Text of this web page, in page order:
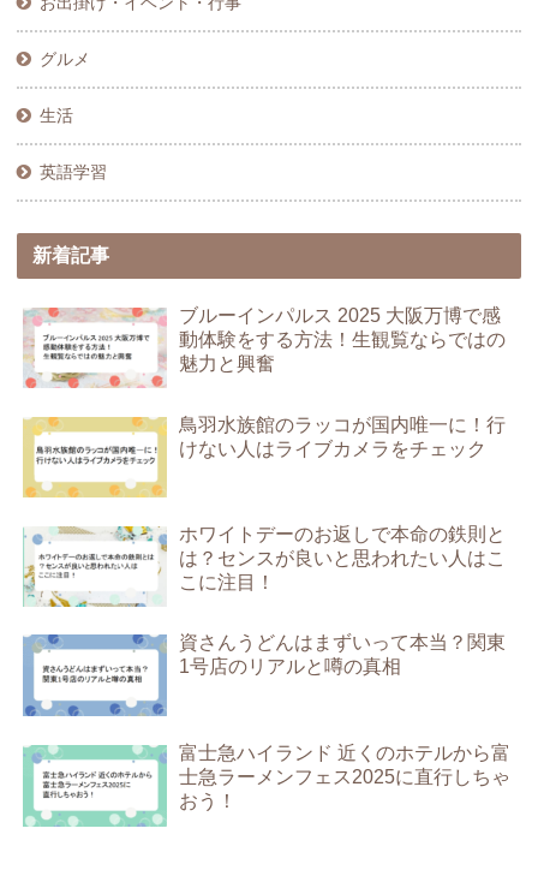
グルメ
生活
英語学習
新着記事
ブルーインパルス 2025 大阪万博で感
動体験をする方法！生観覧ならではの
魅力と興奮
鳥羽水族館のラッコが国内唯一に！行
けない人はライブカメラをチェック
ホワイトデーのお返しで本命の鉄則と
は？センスが良いと思われたい人はこ
こに注目！
資さんうどんはまずいって本当？関東
1号店のリアルと噂の真相
富士急ハイランド 近くのホテルから富
士急ラーメンフェス2025に直行しちゃ
おう！